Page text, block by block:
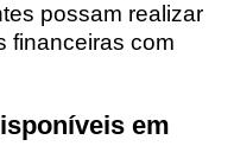
possam realizar
financeiras com
em